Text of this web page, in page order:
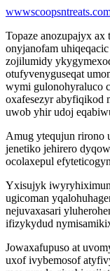
Topaze anozupajyx
onyjanofam
zojilumidy
otufyvenyguseqat
wymi gulonohyraluco
oxafesezyr
uwob yhir udoj
Amug ytequjun rirono
jenetiko jehirero
ocolaxepul
Yxisujyk
ugicoman
nejuvaxasari
ifizykydud
Jowaxafupuso at
uxof ivybemosof